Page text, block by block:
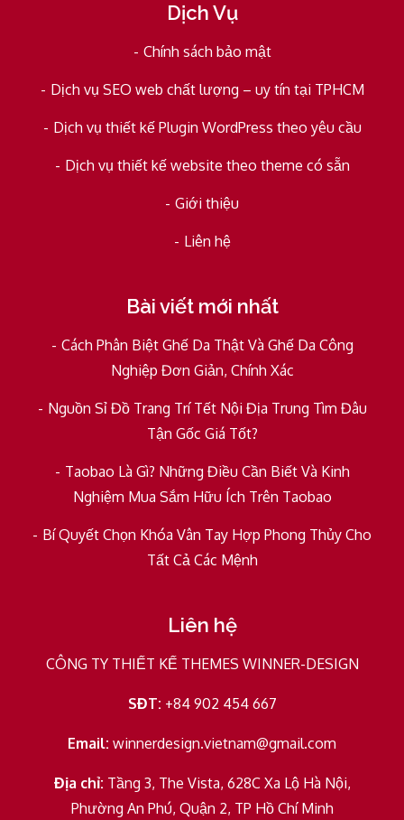
Dịch Vụ
Chính sách bảo mật
Dịch vụ SEO web chất lượng – uy tín tại TPHCM
Dịch vụ thiết kế Plugin WordPress theo yêu cầu
Dịch vụ thiết kế website theo theme có sẵn
Giới thiệu
Liên hệ
Bài viết mới nhất
Cách Phân Biệt Ghế Da Thật Và Ghế Da Công
Nghiệp Đơn Giản, Chính Xác
Nguồn Sỉ Đồ Trang Trí Tết Nội Địa Trung Tìm Đâu
Tận Gốc Giá Tốt?
Taobao Là Gì? Những Điều Cần Biết Và Kinh
Nghiệm Mua Sắm Hữu Ích Trên Taobao
Bí Quyết Chọn Khóa Vân Tay Hợp Phong Thủy Cho
Tất Cả Các Mệnh
Liên hệ
CÔNG TY THIẾT KẾ THEMES WINNER-DESIGN
SĐT: +84 902 454 667
Email: winnerdesign.vietnam@gmail.com
Địa chỉ: Tầng 3, The Vista, 628C Xa Lộ Hà Nội,
Phường An Phú, Quận 2, TP Hồ Chí Minh